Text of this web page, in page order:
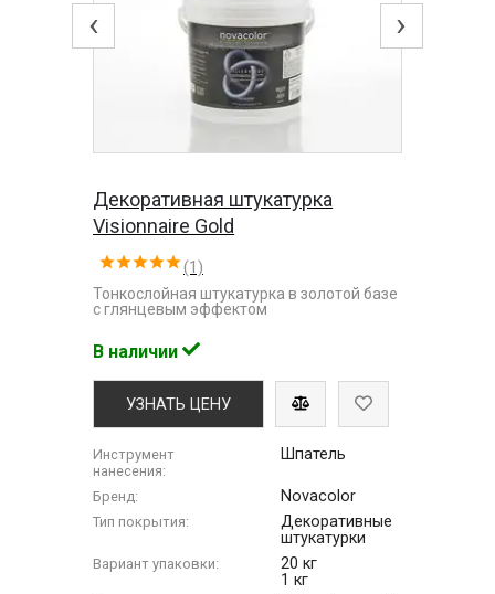
‹ ›
Декоративная штукатурка
Visionnaire Gold
(1)
Тонкослойная штукатурка в золотой базе
с глянцевым эффектом
В наличии
УЗНАТЬ ЦЕНУ
Инструмент
нанесения:
Шпатель
Бренд: Novacolor
Тип покрытия:
Декоративные
штукатурки
Вариант упаковки:
20 кг
1 кг